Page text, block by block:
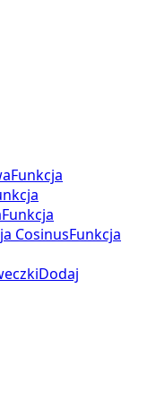
Funkcja
Funkcja
CosinusFunkcja
Dodaj